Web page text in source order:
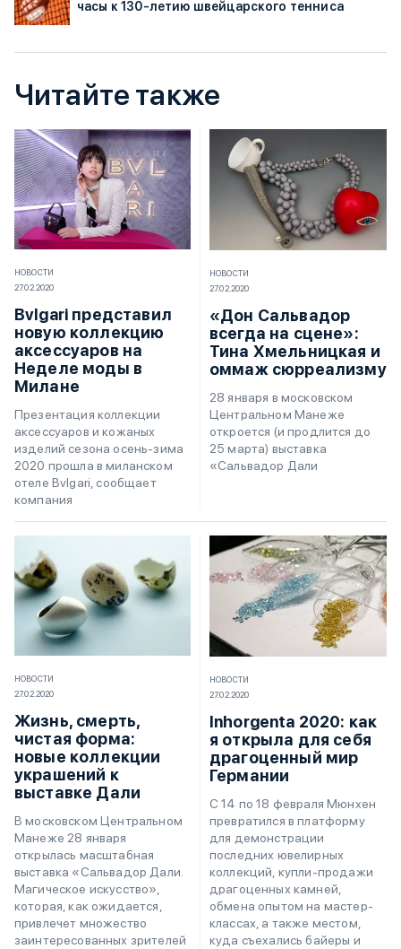
часы к 130-летию швейцарского тенниса
Читайте также
НОВОСТИ
27.02.2020
Bvlgari представил
новую коллекцию
аксессуаров на
Неделе моды в
Милане
Презентация коллекции
аксессуаров и кожаных
изделий сезона осень-зима
2020 прошла в миланском
отеле Bvlgari, сообщает
компания
НОВОСТИ
27.02.2020
«Дон Сальвадор
всегда на сцене»:
Тина Хмельницкая и
оммаж сюрреализму
28 января в московском
Центральном Манеже
откроется (и продлится до
25 марта) выставка
«Сальвадор Дали
НОВОСТИ
27.02.2020
Жизнь, смерть,
чистая форма:
новые коллекции
украшений к
выставке Дали
В московском Центральном
Манеже 28 января
открылась масштабная
выставка «Сальвадор Дали.
Магическое искусство»,
которая, как ожидается,
привлечет множество
заинтересованных зрителей
НОВОСТИ
27.02.2020
Inhorgenta 2020: как
я открыла для себя
драгоценный мир
Германии
С 14 по 18 февраля Мюнхен
превратился в платформу
для демонстрации
последних ювелирных
коллекций, купли-продажи
драгоценных камней,
обмена опытом на мастер-
классах, а также местом,
куда съехались байеры и